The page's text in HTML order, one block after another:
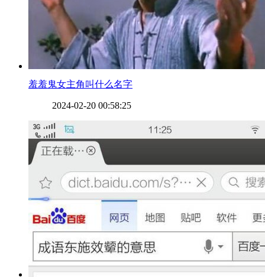
​羞羞鬼女主角叫什么名字
2024-02-20 00:58:25